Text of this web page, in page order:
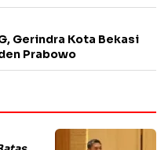
Gerindra Kota Bekasi
Prabowo